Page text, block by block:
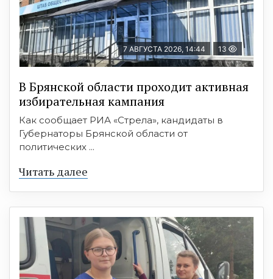
7 АВГУСТА 2026, 14:44 13
В Брянской области проходит активная
избирательная кампания
Как сообщает РИА «Стрела», кандидаты в
Губернаторы Брянской области от
политических ...
Читать далее